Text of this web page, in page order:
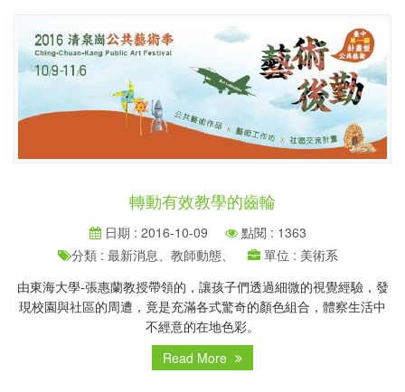
轉動有效教學的齒輪
日期 : 2016-10-09
點閱 : 1363
分類 : 最新消息、教師動態、
單位 : 美術系
由東海大學-張惠蘭教授帶領的，讓孩子們透過細微的視覺經驗，發
現校園與社區的周遭，竟是充滿各式驚奇的顏色組合，體察生活中
不經意的在地色彩。
Read More